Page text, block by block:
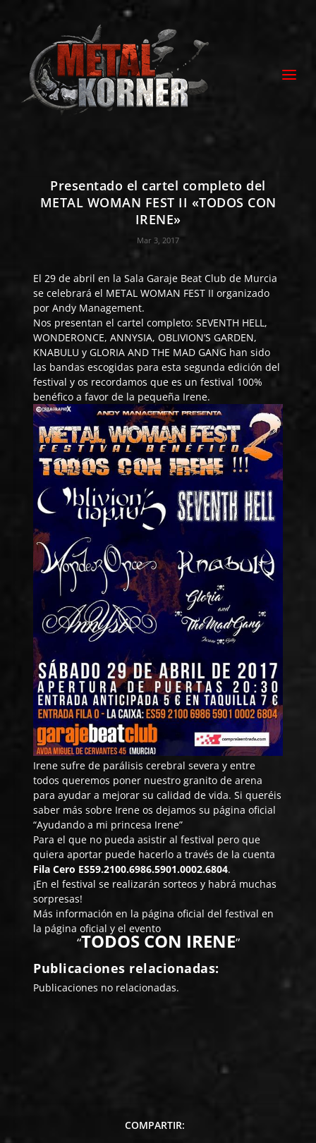
Presentado el cartel completo del
METAL WOMAN FEST II «TODOS CON
IRENE»
Mar 3, 2017
El 29 de abril en la Sala Garaje Beat Club de Murcia
se celebrará el METAL WOMAN FEST II organizado
porAndy Management.
Nos presentan el cartel completo:SEVENTH HELL,
WONDERONCE,ANNYSIA,OBLIVION’S GARDEN,
KNABULU y GLORIA AND THE MAD GANG han sido
las bandas escogidas para esta segunda edición del
festival y os recordamos que es un festival 100%
benéfico a favor de la pequeña Irene.
Irene sufre de parálisis cerebral severa y entre
todos queremos poner nuestro granito de arena
para ayudar a mejorar su calidad de vida. Si queréis
saber más sobre Irene os dejamos su página oficial
“Ayudando a mi princesa Irene”
Para el que no pueda asistir al festival pero que
quiera aportar puede hacerlo a través de la cuenta
Fila Cero ES59.2100.6986.5901.0002.6804.
¡En el festival se realizarán sorteos y habrá muchas
sorpresas!
Más información en la página oficial del festival en
la página oficialy elevento
“TODOS CON IRENE”
Publicaciones relacionadas:
Publicaciones no relacionadas.
COMPARTIR: